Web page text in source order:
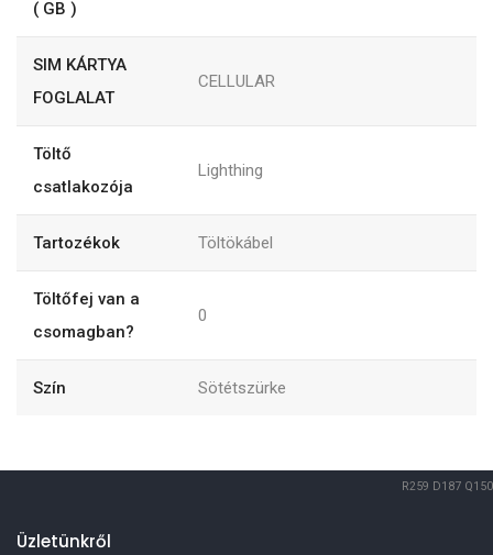
( GB )
SIM KÁRTYA
FOGLALAT
CELLULAR
Töltő
csatlakozója
Lighthing
Tartozékok Töltökábel
Töltőfej van a
csomagban?
0
Szín Sötétszürke
R259 D187 Q150
Üzletünkről